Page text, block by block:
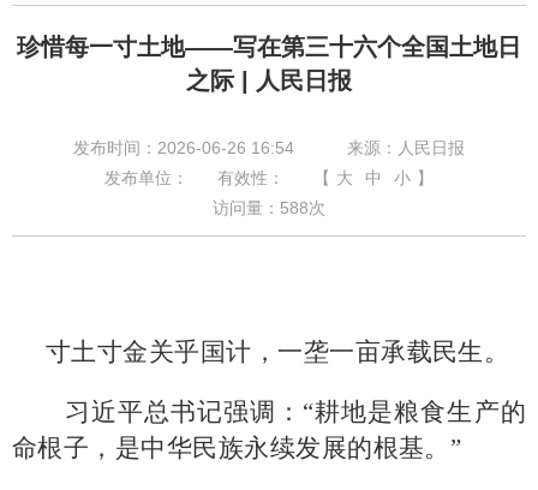
珍惜每一寸土地——写在第三十六个全国土地日
之际 | 人民日报
发布时间：2026-06-26 16:54
来源：人民日报
发布单位：
有效性： 【 大 中 小 】
访问量： 588次
寸土寸金关乎国计，一垄一亩承载民生。
习近平总书记强调： “耕地是粮食生产的
命根子，是中华民族永续发展的根基。”